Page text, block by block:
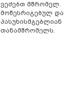
ვეძებთ მშრომელ.
მოწესრიგებულ და
პასუხისმგებლიან
თანამშრომელს.